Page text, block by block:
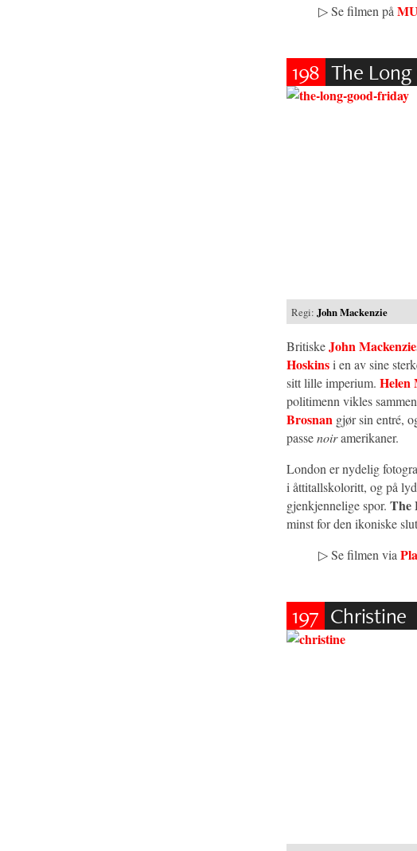
▷Se filmen på
198 The
Regi:John Mackenzie
BritiskeJohn Mackenzie
Hoskinsi en av sine
sitt lille imperium. Helen
politimenn vikles
Brosnan gjør sin entré,
passenoiramerikaner.
London er nydelig
i åttitallskoloritt, og på
gjenkjennelige spor. The
minst for den ikoniske
▷Se filmen via
197 Christine